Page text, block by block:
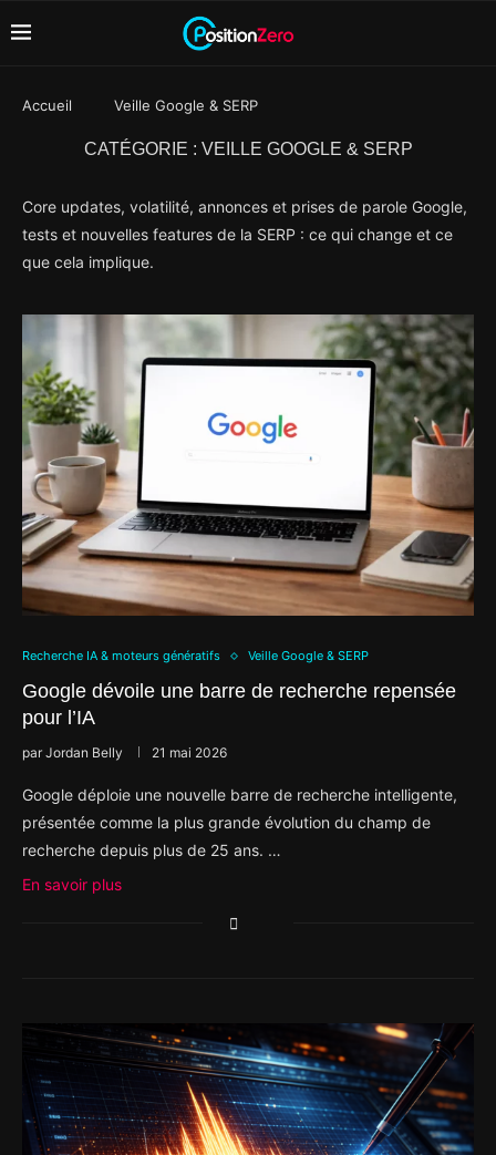
Accueil Veille Google & SERP
CATÉGORIE : VEILLE GOOGLE & SERP
Core updates, volatilité, annonces et prises de parole Google,
tests et nouvelles features de la SERP : ce qui change et ce
que cela implique.
Recherche IA & moteurs génératifs Veille Google & SERP
Google dévoile une barre de recherche repensée
pour l’IA
parJordan Belly 21 mai 2026
Google déploie une nouvelle barre de recherche intelligente,
présentée comme la plus grande évolution du champ de
recherche depuis plus de 25 ans. …
En savoir plus